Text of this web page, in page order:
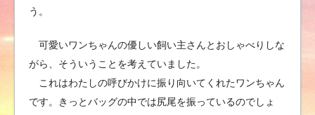
う。
可愛いワンちゃんの優しい飼い主さんとおしゃべりしな
がら、そういうことを考えていました。
これはわたしの呼びかけに振り向いてくれたワンちゃん
です。きっとバッグの中では尻尾を振っているのでしょ